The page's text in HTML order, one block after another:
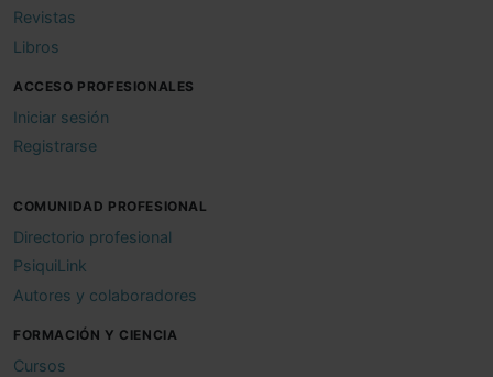
Revistas
Libros
ACCESO PROFESIONALES
Iniciar sesión
Registrarse
COMUNIDAD PROFESIONAL
Directorio profesional
PsiquiLink
Autores y colaboradores
FORMACIÓN Y CIENCIA
Cursos